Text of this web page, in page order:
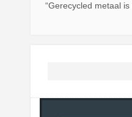
“Gerecycled metaal